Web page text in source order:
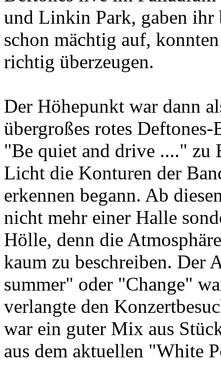
und Linkin Park, gaben ihr
schon mächtig auf,
richtig überzeugen.
Der Höhepunkt war dann
übergroßes rotes
"Be quiet and drive ...." zu
Licht die Konturen der
erkennen begann. Ab
nicht mehr einer Halle
Hölle, denn die
kaum zu beschreiben.
summer" oder "Change"
verlangte den
war ein guter Mix aus
aus dem aktuellen "White